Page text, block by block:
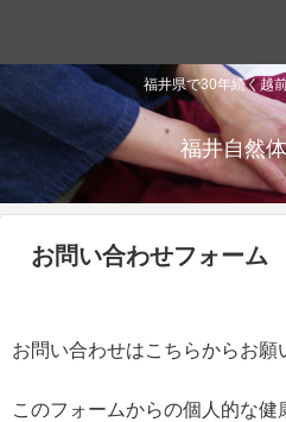
福井県で30年続く越
福井自然
お問い合わせフォーム
お問い合わせはこちらからお願
このフォームからの個人的な